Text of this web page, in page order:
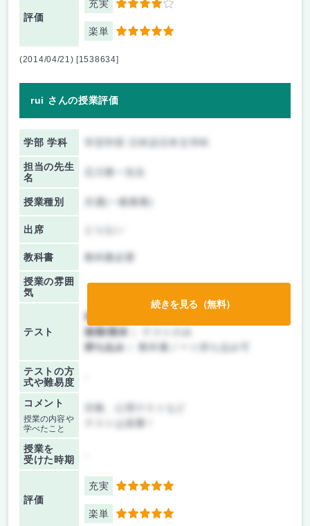
評価
充実 4
楽単 5
(2014/04/21) [1538634]
rui さんの授業評価
学部 学科
担当の先生
名
授業種別 共通(一般教養)
出席
教科書 教科書必要
授業の雰囲
気
テスト
前期/中間：
後期/期末：
持ち込み：
教科書ノート持ち込み可
テストの方
式や難易度
コメント
授業の内容や
学べたこと
授業を
受けた時期
評価
充実 5
楽単 5
続きを見る（無料）